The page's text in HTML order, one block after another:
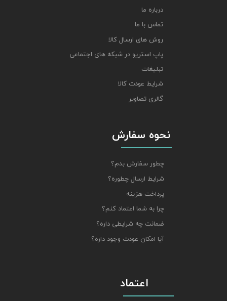
نحوه سفارش
چطور سفارش بدم؟
شرایط ارسال چطوره؟
پرداخت هزینه
چرا به شما اعتماد کنم؟
ضمانت چه شرایطی داره؟
آیا امکان عودت وجود داره؟
اعتماد
درباره ما
تماس با ما
روش های ارسال کالا
پاپ استریو در شبکه های اجتماعی
تبلیغات
شرایط عودت کالا
گالری تصاویر